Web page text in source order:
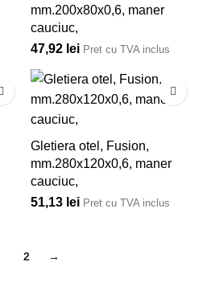
mm.200x80x0,6, maner
cauciuc,
47,92 lei Pret cu TVA inclus
Gletiera otel, Fusion,
mm.280x120x0,6, maner
cauciuc,
51,13 lei Pret cu TVA inclus
2 →